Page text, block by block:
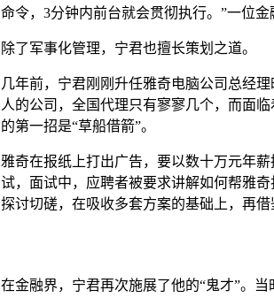
命令，3分钟内前台就会贯彻执行。”一位
除了军事化管理，宁君也擅长策划之道。
几年前，宁君刚刚升任雅奇电脑公司总经
人的公司，全国代理只有寥寥几个，而面
的第一招是“草船借箭”。
雅奇在报纸上打出广告，要以数十万元年
试，面试中，应聘者被要求讲解如何帮雅
探讨切磋，在吸收多套方案的基础上，再
在金融界，宁君再次施展了他的“鬼才”。